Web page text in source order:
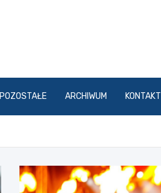
POZOSTAŁE ARCHIWUM KONTAKT